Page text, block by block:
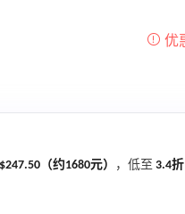
$247.50（约1680元） ，低至 3.4折
史低价2000元不到
享额外9折